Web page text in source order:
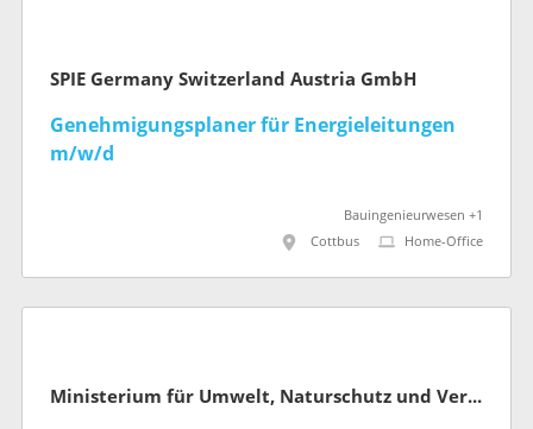
SPIE Germany Switzerland Austria GmbH
Genehmigungsplaner für Energieleitungen
m/w/d
Bauingenieurwesen +1
Cottbus
Home-Office
Ministerium für Umwelt, Naturschutz und Verkehr des Landes Nordrhein-Westfalen